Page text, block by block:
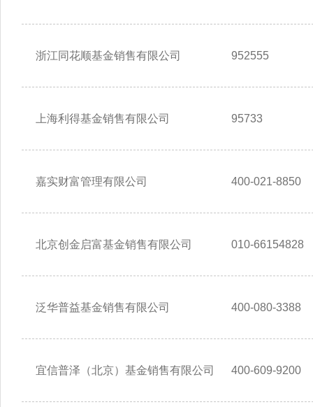
浙江同花顺基金销售有限公司 952555
上海利得基金销售有限公司 95733
嘉实财富管理有限公司 400-021-8850
北京创金启富基金销售有限公司 010-66154828
泛华普益基金销售有限公司 400-080-3388
宜信普泽（北京）基金销售有限公司 400-609-9200